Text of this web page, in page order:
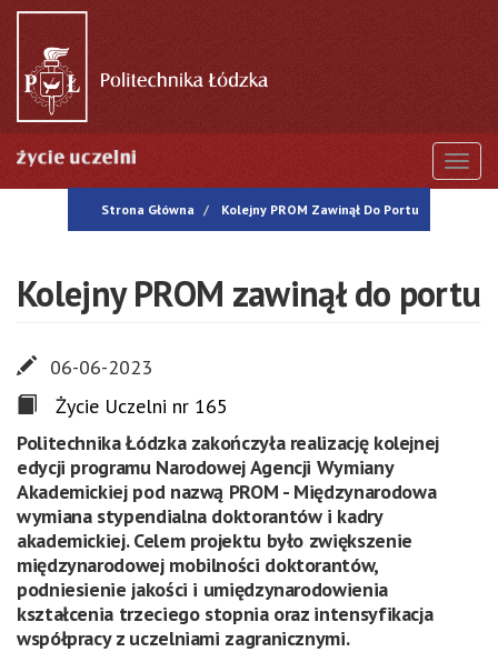
Przejdź
treści
Strona Główna Kolejny PROM Zawinął Do Portu
Kolejny PROM zawinął do portu
06-06-2023
Życie Uczelni nr 165
Politechnika Łódzka zakończyła realizację kolejnej
edycji programu Narodowej Agencji Wymiany
Akademickiej pod nazwą PROM - Międzynarodowa
wymiana stypendialna doktorantów i kadry
akademickiej. Celem projektu było zwiększenie
międzynarodowej mobilności doktorantów,
podniesienie jakości i umiędzynarodowienia
kształcenia trzeciego stopnia oraz intensyfikacja
współpracy z uczelniami zagranicznymi.